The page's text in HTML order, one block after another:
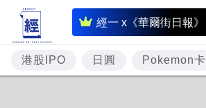
經一 x《華爾街日報》
即
時
財
經
港股IPO 日圓 Pokemon卡